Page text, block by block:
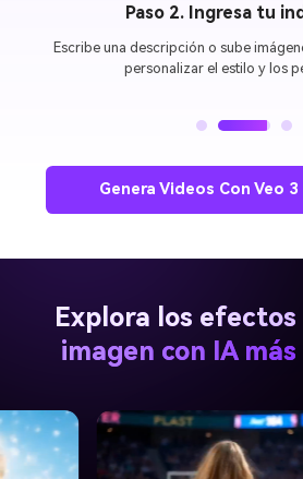
Paso 3. Genera y
Previsualiza tuvideo Veo 3 Fasten
compártelo directamente en
Genera Videos Con Veo
Explora los
imagen con IA